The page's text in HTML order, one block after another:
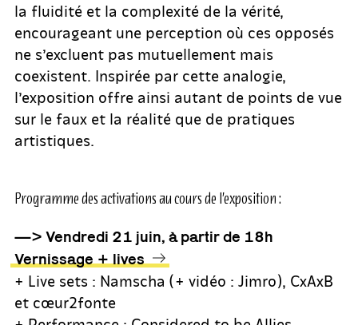
la fluidité et la complexité de la vérité,
encourageant une perception où ces opposés
ne s’excluent pas mutuellement mais
coexistent. Inspirée par cette analogie,
l’exposition offre ainsi autant de points de vue
sur le faux et la réalité que de pratiques
artistiques.
Programme des activations au cours de l’exposition :
—> Vendredi 21 juin, à partir de 18h
Vernissage + lives
+ Live sets : Namscha (+ vidéo : Jimro), CxAxB
et cœur2fonte